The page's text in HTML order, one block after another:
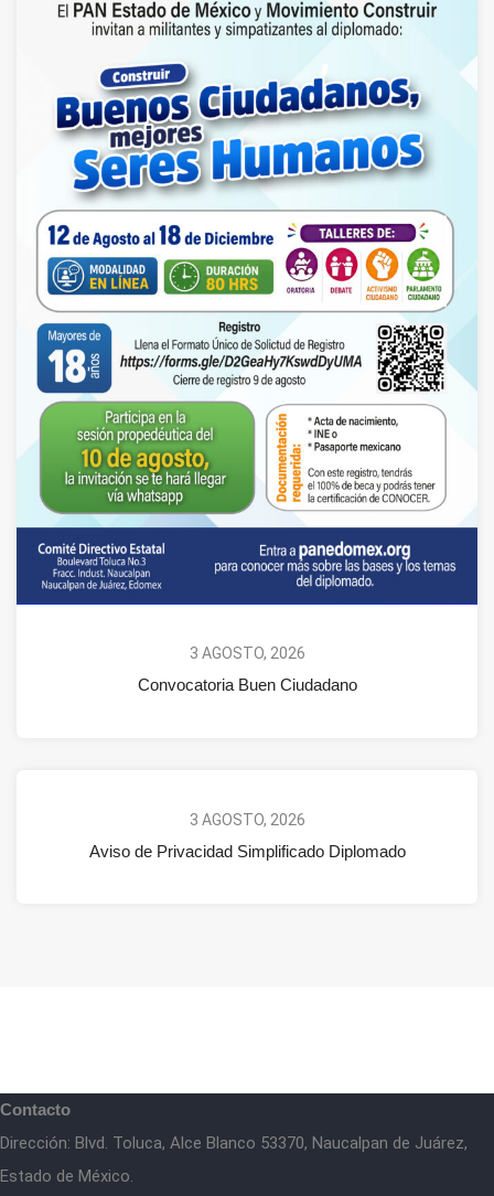
3 AGOSTO, 2026
Convocatoria Buen Ciudadano
3 AGOSTO, 2026
Aviso de Privacidad Simplificado Diplomado
Contacto
Dirección: Blvd. Toluca, Alce Blanco 53370, Naucalpan de Juárez,
Estado de México.